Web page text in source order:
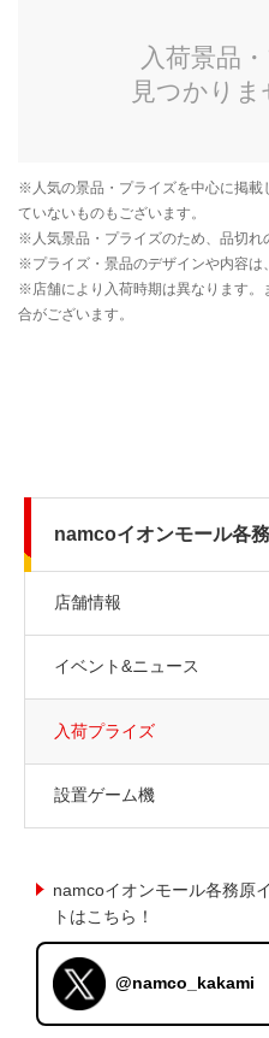
namcoイオンモール各
店舗情報
イベント&ニュース
入荷プライズ
設置ゲーム機
namcoイオンモール各務原
トはこちら！
@namco_kakami